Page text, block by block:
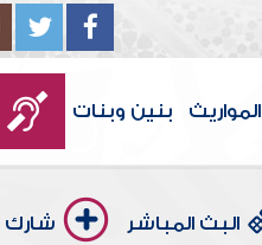
المواريث بنين وبنات
البث المباشر شارك